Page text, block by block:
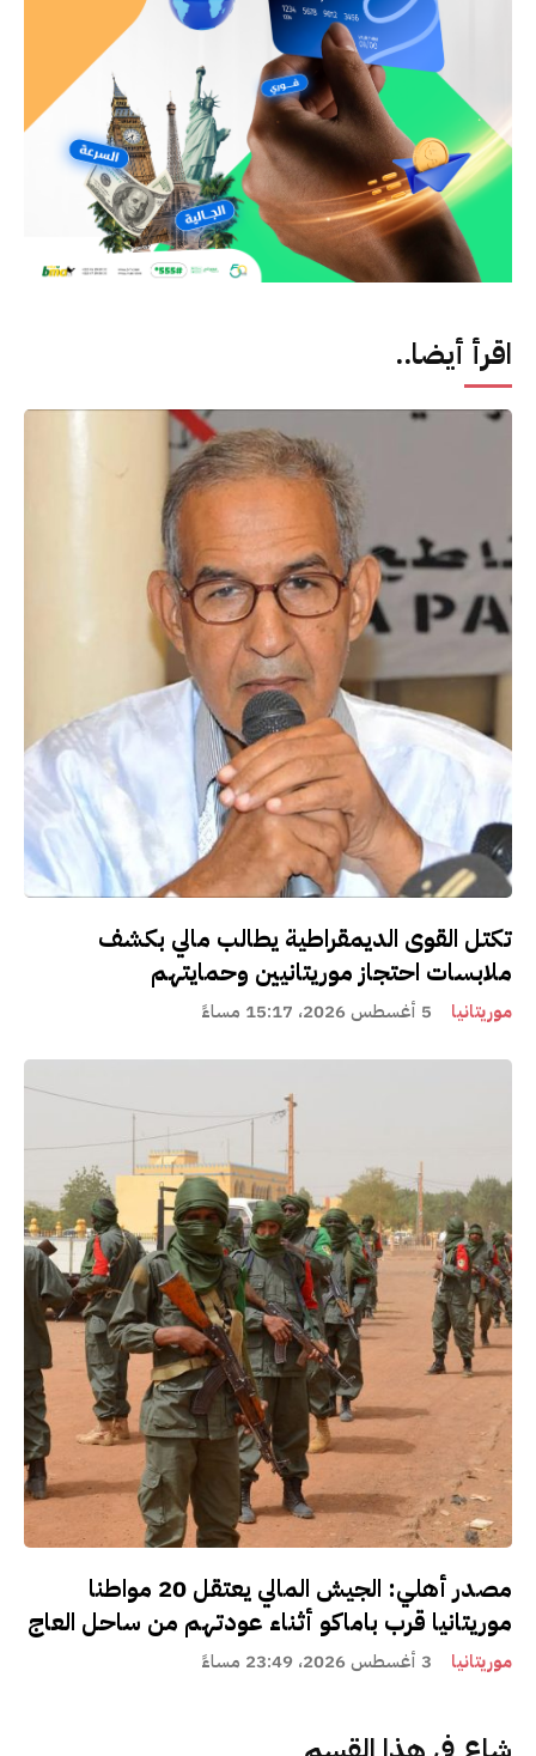
اقرأ أيضا..
تكتل القوى الديمقراطية يطالب مالي بكشف
ملابسات احتجاز موريتانيين وحمايتهم
موريتانيا 5 أغسطس 2026، 15:17 مساءً
مصدر أهلي: الجيش المالي يعتقل 20 مواطنا
موريتانيا قرب باماكو أثناء عودتهم من ساحل العاج
موريتانيا 3 أغسطس 2026، 23:49 مساءً